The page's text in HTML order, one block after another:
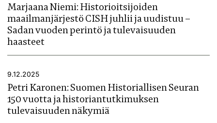
Marjaana Niemi: Historioitsijoiden
maailmanjärjestö CISH juhlii ja uudistuu –
Sadan vuoden perintö ja tulevaisuuden
haasteet
9.12.2025
Petri Karonen: Suomen Historiallisen Seuran
150 vuotta ja historiantutkimuksen
tulevaisuuden näkymiä